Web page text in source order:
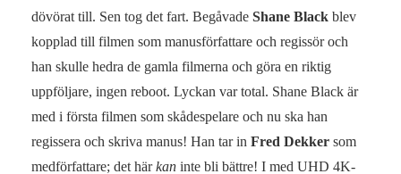
dövörat till. Sen tog det fart. Begåvade Shane Black blev
kopplad till filmen som manusförfattare och regissör och
han skulle hedra de gamla filmerna och göra en riktig
uppföljare, ingen reboot. Lyckan var total. Shane Black är
med i första filmen som skådespelare och nu ska han
regissera och skriva manus! Han tar in Fred Dekker som
medförfattare; det härkan inte bli bättre! I med UHD 4K-